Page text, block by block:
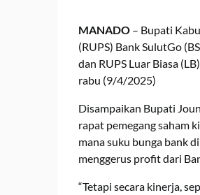
MANADO – Bupati
(RUPS) Bank SulutGo
dan RUPS Luar Biasa
rabu (9/4/2025)
Disampaikan Bupati
rapat pemegang saham
mana suku bunga bank
menggerus profit dari
“Tetapi secara kinerja,